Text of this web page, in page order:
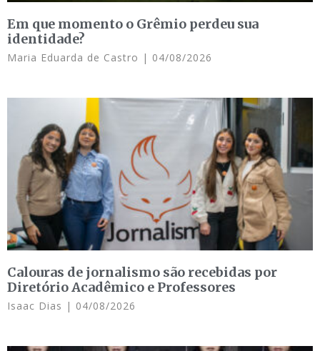
Em que momento o Grêmio perdeu sua
identidade?
Maria Eduarda de Castro 04/08/2026
Calouras de jornalismo são recebidas por
Diretório Acadêmico e Professores
Isaac Dias 04/08/2026